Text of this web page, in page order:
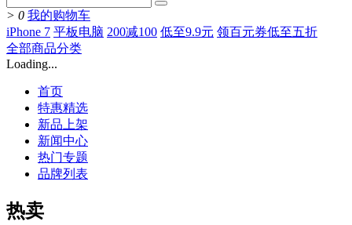
> 0 我的购物车
iPhone 7 平板电脑 200减100 低至9.9元 领百元券低至五折
全部商品分类
Loading...
首页
特惠精选
新品上架
新闻中心
热门专题
品牌列表
热卖